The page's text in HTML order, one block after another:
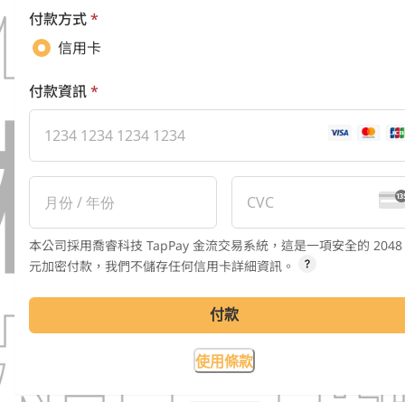
付款方式*
信用卡
付款資訊*
本公司採用喬睿科技 TapPay 金流交易系統，這是一項安全的
元加密付款，我們不儲存任何信用卡詳細資訊。
付款
使用條款